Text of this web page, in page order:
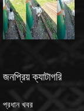
জনপ্রিয় ক্যাটাগরি
প্রধান খবর